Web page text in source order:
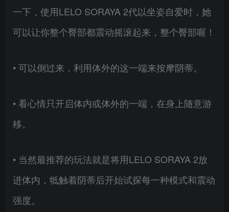
一下，使用LELO SORAYA 2代以坐姿自爱时，她
可以让你整个臀部都震动摇滚起来，整个臀部喔！
• 可以倒过来，利用体外的这一端来按摩阴蒂。
• 看心情只开启体内或体外的一端，在身上随意游
移。
• 当然最推荐的玩法就是将用LELO SORAYA 2放
进体内，牴触着阴蒂后开始试探每一种模式和震动
强度。